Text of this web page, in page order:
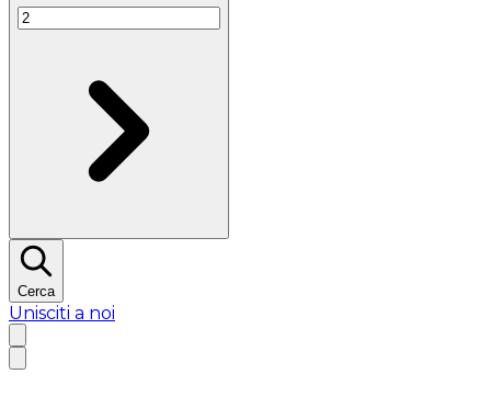
Cerca
Unisciti a noi